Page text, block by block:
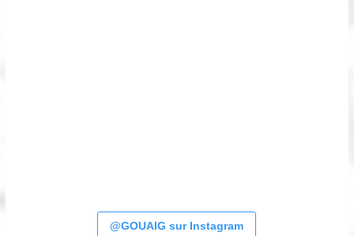
@GOUAIG sur Instagram